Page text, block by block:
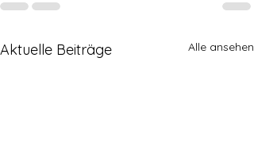
Aktuelle Beiträge Alle ansehen